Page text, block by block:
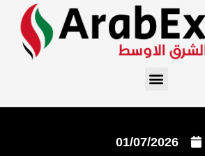
01/07/2026